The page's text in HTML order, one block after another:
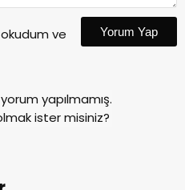
okudum ve
Yorum Yap
yapılmamış.
ister misiniz?